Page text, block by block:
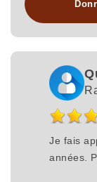
Je fais
années.